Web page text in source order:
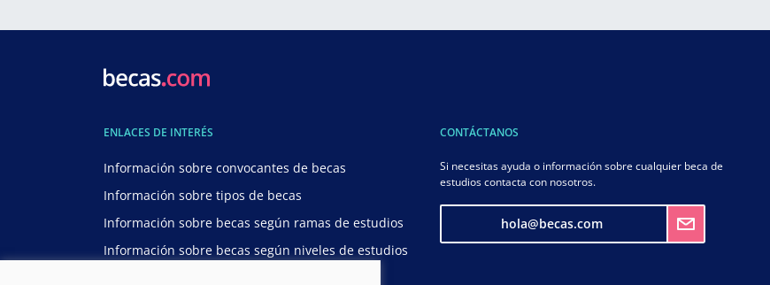
ENLACES DE INTERÉS
Información sobre convocantes de becas
Información sobre tipos de becas
Información sobre becas según ramas de estudios
Información sobre becas según niveles de estudios
CONTÁCTANOS
Si necesitas ayuda o información sobre cualquier beca de
estudios contacta con nosotros.
hola@becas.com